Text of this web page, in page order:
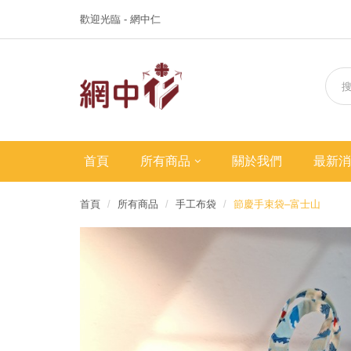
歡迎光臨 - 網中仁
首頁 所有商品 關於我們 最新
首頁 所有商品 手工布袋 節慶手束袋–富士山